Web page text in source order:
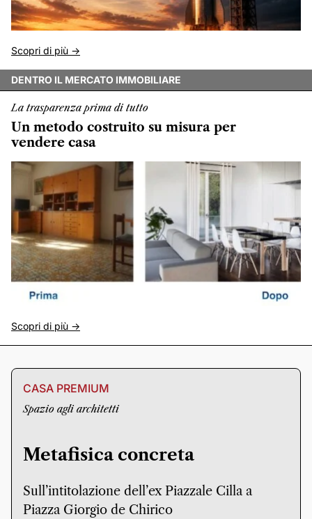
Scopri di più ->
DENTRO IL MERCATO IMMOBILIARE
La trasparenza prima di tutto
Un metodo costruito su misura per
vendere casa
Scopri di più ->
CASA PREMIUM
Spazio agli architetti
Metafisica concreta
Sull’intitolazione dell’ex Piazzale Cilla a
Piazza Giorgio de Chirico